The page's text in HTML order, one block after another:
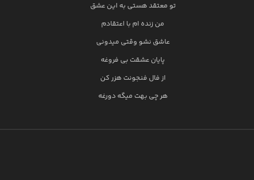
تو معتقد هستی به این عشق
من زنده ام با اعتقادم
عاشق نشو وقتی میدونی
پایان عشقت بی فروغه
از فال فنجونت هزر کن
هر چی بهت میگه دورغه